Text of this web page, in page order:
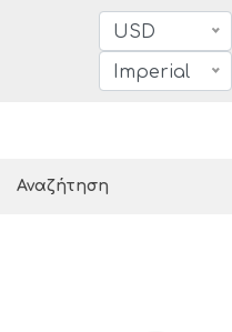
USD
Imperial